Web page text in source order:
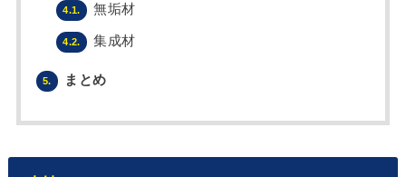
4.1. 無垢材
4.2. 集成材
5. まとめ